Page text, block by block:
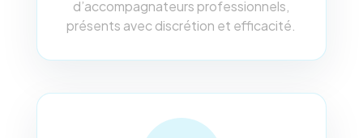
d’accompagnateurs professionnels,
présents avec discrétion et efficacité.